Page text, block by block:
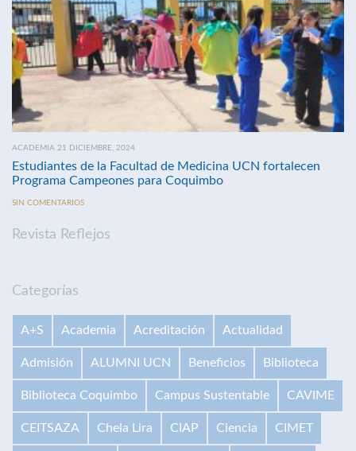
ACADEMIA 21 DICIEMBRE, 2024
Estudiantes de la Facultad de Medicina UCN fortalecen
Programa Campeones para Coquimbo
SIN COMENTARIOS
Revista Reflejos
Categorías
A+S Academia Acreditación Actualidad
Admisión ALUMNI UCN Beneficios Biblioteca
Biblioteca Coquimbo Campus Sustentable CAVIME
CEITSAZA Chela Lira CIAP Ciencia CIMET